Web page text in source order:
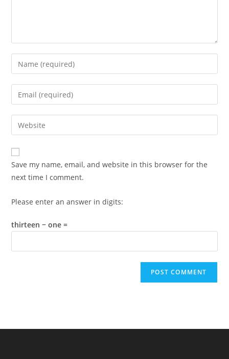
Enter
your
name
comment
Enter
your
email
address
comment
Enter
your
website
URL
(optional)
Save my name, email, and website in this browser for the
next time I comment.
Please enter an answer in digits:
thirteen − one =